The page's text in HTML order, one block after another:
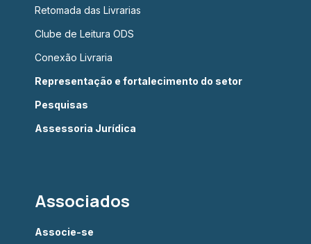
Retomada das Livrarias
Clube de Leitura ODS
Conexão Livraria
Representação e fortalecimento do setor
Pesquisas
Assessoria Jurídica
Associados
Associe-se